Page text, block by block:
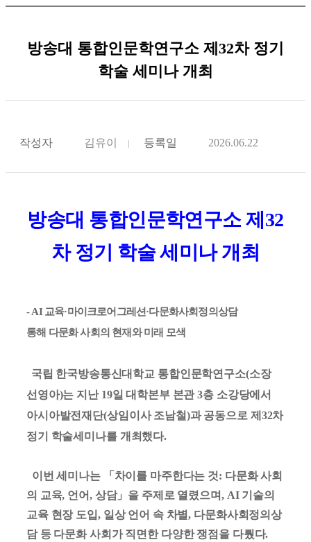
방송대 통합인문학연구소 제32차 정기
학술 세미나 개최
작성자 김유이 등록일 2026.06.22
방송대 통합인문학연구소 제32
차 정기 학술 세미나 개최
- AI 교육·마이크로어그레션·다문화사회정의상담
통해 다문화 사회의 현재와 미래 모색
국립 한국방송통신대학교 통합인문학연구소(소장
선영아)는 지난 19일 대학본부 본관3층 소강당에서
아시아발전재단(상임이사 조남철)과 공동으로 제 32차
정기 학술세미나를 개최했다.
이번 세미나는 「 차이를 마주한다는 것: 다문화 사회
의 교육, 언어, 상담」 을 주제로 열렸으며, AI 기술의
교육 현장 도입, 일상 언어 속 차별, 다문화사회정의상
담 등 다문화 사회가 직면한 다양한 쟁점을 다뤘다.